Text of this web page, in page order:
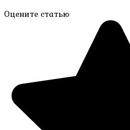
Оцените статью